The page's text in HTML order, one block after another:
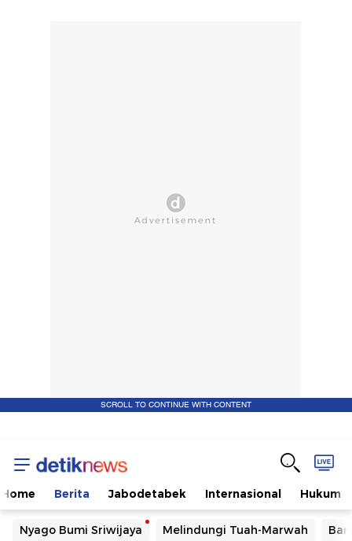
SCROLL TO CONTINUE WITH CONTENT
Home Berita Jabodetabek Internasional Hukum
Nyago Bumi Sriwijaya Melindungi Tuah-Marwah